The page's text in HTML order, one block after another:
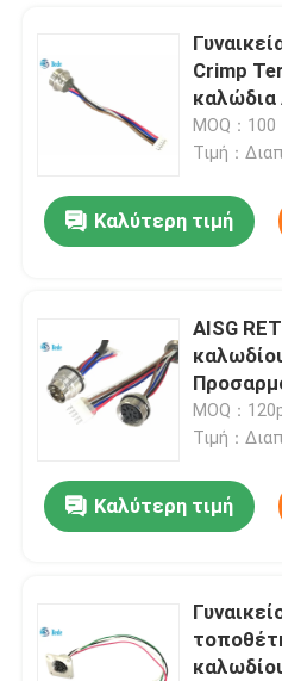
Crimp
καλώδια
πίνακα
MOQ：100
Τιμή：
Καλύτερη τιμή
AISG
καλώδια
MOQ：
Τιμή：
Καλύτερη τιμή